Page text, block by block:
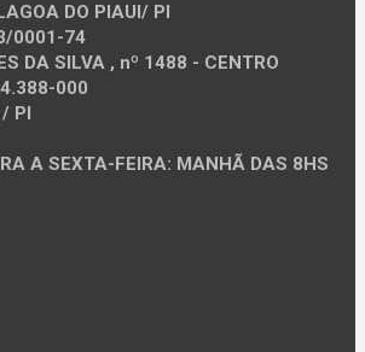
DO PIAUI/ PI
0001-74
DA SILVA , nº 1488 - CENTRO
000
PI
A SEXTA-FEIRA: MANHÃ DAS 8HS